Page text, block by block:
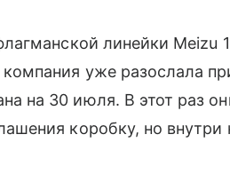
линейки Meizu
компания уже разослала
на 30 июля. В этот раз
коробку, но внутри